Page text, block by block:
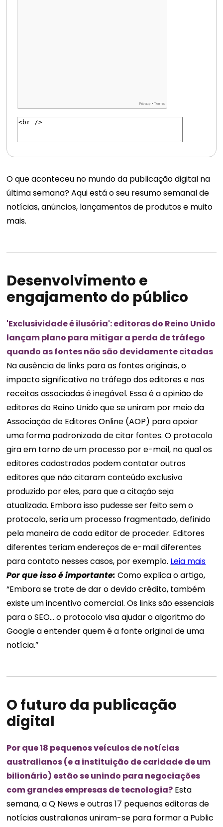
O que aconteceu no mundo da publicação digital na
última semana? Aqui está o seu resumo semanal de
notícias, anúncios, lançamentos de produtos e muito
mais.
Desenvolvimento e
engajamento do público
'Exclusividade é ilusória': editoras do Reino Unido
lançam plano para mitigar a perda de tráfego
quando as fontes não são devidamente citadas
Na ausência de links para as fontes originais, o
impacto significativo no tráfego dos editores e nas
receitas associadas é inegável. Essa é a opinião de
editores do Reino Unido que se uniram por meio da
Associação de Editores Online (AOP) para apoiar
uma forma padronizada de citar fontes. O protocolo
gira em torno de um processo por e-mail, no qual os
editores cadastrados podem contatar outros
editores que não citaram conteúdo exclusivo
produzido por eles, para que a citação seja
atualizada. Embora isso pudesse ser feito sem o
protocolo, seria um processo fragmentado, definido
pela maneira de cada editor de proceder. Editores
diferentes teriam endereços de e-mail diferentes
para contato nesses casos, por exemplo. Leia mais
Por que isso é importante:Como explica o artigo,
“Embora se trate de dar o devido crédito, também
existe um incentivo comercial. Os links são essenciais
para o SEO… o protocolo visa ajudar o algoritmo do
Google a entender quem é a fonte original de uma
notícia.”
O futuro da publicação
digital
Por que 18 pequenos veículos de notícias
australianos (e a instituição de caridade de um
bilionário) estão se unindo para negociações
com grandes empresas de tecnologia? Esta
semana, a Q News e outras 17 pequenas editoras de
notícias australianas uniram-se para formar a Public